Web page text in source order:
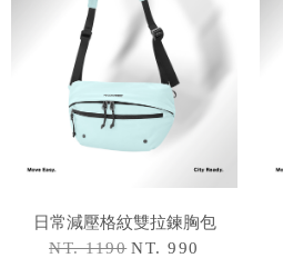
日常減壓格紋雙拉鍊胸包
NT. 1190 NT. 990